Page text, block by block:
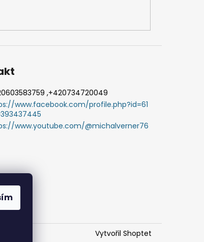
,+420734720049
www.facebook.com/profile.php?id=61
www.youtube.com/@michalverner76
Vytvořil Shoptet